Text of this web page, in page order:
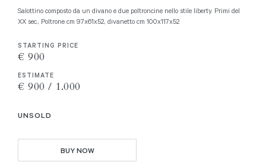
Salottino composto da un divano e due poltroncine nello stile liberty. Primi del
XX sec., Poltrone cm 97x61x52, divanetto cm 100x117x52
STARTING PRICE
€ 900
ESTIMATE
€ 900 / 1.000
UNSOLD
BUY NOW